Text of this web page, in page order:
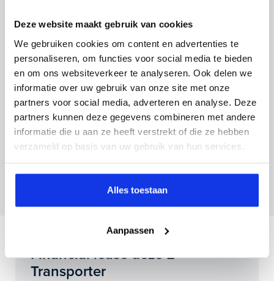
Deze website maakt gebruik van cookies
We gebruiken cookies om content en advertenties te
personaliseren, om functies voor social media te bieden
en om ons websiteverkeer te analyseren. Ook delen we
informatie over uw gebruik van onze site met onze
partners voor social media, adverteren en analyse. Deze
partners kunnen deze gegevens combineren met andere
informatie die u aan ze heeft verstrekt of die ze hebben
verzameld op basis van uw gebruik van hun services.
Alles toestaan
Aanpassen
inruilauto mee te sturen.
Kenteken huidige auto
Inruilvoorstel aanvragen
maandag tot en met vrijdag binnen enkele uren
Financial lease deze E-
Transporter